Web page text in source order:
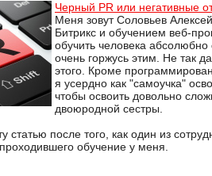
Черный PR или негативные
Меня зовут Соловьев
Битрикс и обучением веб-
обучить человека
очень горжусь этим. Не так
этого. Кроме
я усердно как "самоучка"
чтобы освоить довольно
двоюродной сестры.
статью после того, как один из
обучение у меня.